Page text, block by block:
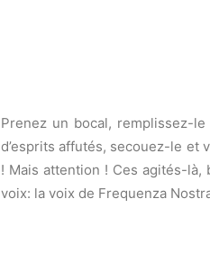
Prenez un bocal, remplissez-
d’esprits affutés, secouez-le et
! Mais attention ! Ces agités-là,
voix: la voix de Frequenza